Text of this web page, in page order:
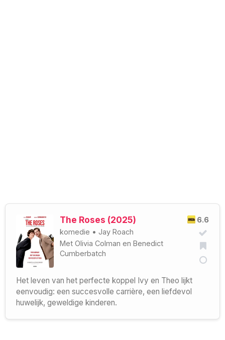
6.6
The Roses (2025)
komedie • Jay Roach
Met Olivia Colman en Benedict
Cumberbatch
Het leven van het perfecte koppel Ivy en Theo lijkt
eenvoudig: een succesvolle carrière, een liefdevol
huwelijk, geweldige kinderen.